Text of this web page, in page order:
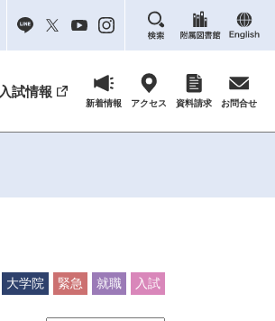
入試情報
新着情報 アクセス 資料請求 お問合せ
大学院 緊急 就職 入試